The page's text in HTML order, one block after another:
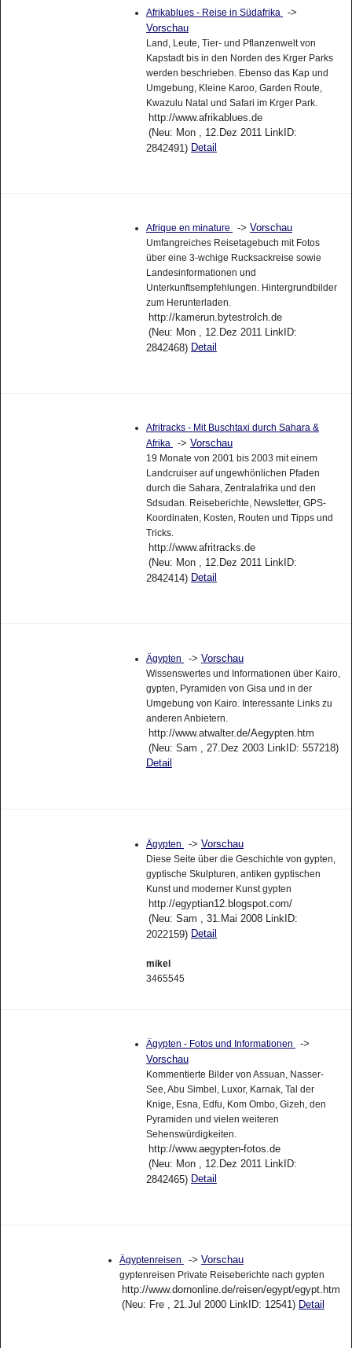
Afrikablues - Reise in Südafrika
->
Vorschau
Land, Leute, Tier- und Pflanzenwelt von
Kapstadt bis in den Norden des Krger Parks
werden beschrieben. Ebenso das Kap und
Umgebung, Kleine Karoo, Garden Route,
Kwazulu Natal und Safari im Krger Park.
http://www.afrikablues.de
(Neu: Mon , 12.Dez 2011 LinkID:
2842491) Detail
Afrique en minature -> Vorschau
Umfangreiches Reisetagebuch mit Fotos
über eine 3-wchige Rucksackreise sowie
Landesinformationen und
Unterkunftsempfehlungen. Hintergrundbilder
zum Herunterladen.
http://kamerun.bytestrolch.de
(Neu: Mon , 12.Dez 2011 LinkID:
2842468) Detail
Afritracks - Mit Buschtaxi durch Sahara &
Afrika
-> Vorschau
19 Monate von 2001 bis 2003 mit einem
Landcruiser auf ungewhönlichen Pfaden
durch die Sahara, Zentralafrika und den
Sdsudan. Reiseberichte, Newsletter, GPS-
Koordinaten, Kosten, Routen und Tipps und
Tricks.
http://www.afritracks.de
(Neu: Mon , 12.Dez 2011 LinkID:
2842414) Detail
Ägypten -> Vorschau
Wissenswertes und Informationen über Kairo,
gypten, Pyramiden von Gisa und in der
Umgebung von Kairo. Interessante Links zu
anderen Anbietern.
http://www.atwalter.de/Aegypten.htm
(Neu: Sam , 27.Dez 2003 LinkID: 557218)
Detail
Ägypten -> Vorschau
Diese Seite über die Geschichte von gypten,
gyptische Skulpturen, antiken gyptischen
Kunst und moderner Kunst gypten
http://egyptian12.blogspot.com/
(Neu: Sam , 31.Mai 2008 LinkID:
2022159) Detail
mikel
3465545
Ägypten - Fotos und Informationen
->
Vorschau
Kommentierte Bilder von Assuan, Nasser-
See, Abu Simbel, Luxor, Karnak, Tal der
Knige, Esna, Edfu, Kom Ombo, Gizeh, den
Pyramiden und vielen weiteren
Sehenswürdigkeiten.
http://www.aegypten-fotos.de
(Neu: Mon , 12.Dez 2011 LinkID:
2842465) Detail
Ägyptenreisen -> Vorschau
gyptenreisen Private Reiseberichte nach gypten
http://www.dornonline.de/reisen/egypt/egypt.htm
(Neu: Fre , 21.Jul 2000 LinkID: 12541) Detail